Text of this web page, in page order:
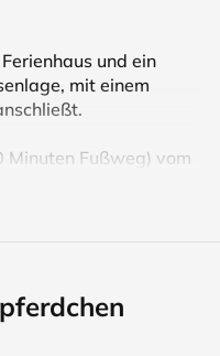
und ein
mit einem
Minuten Fußweg) vom
bitte mitzubringen.
Aufpreis vor Ort.